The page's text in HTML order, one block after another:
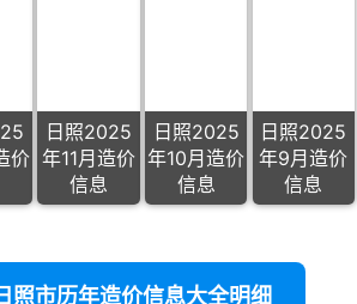
价
日照2025
年11月造价
信息
日照2025
年10月造价
信息
日照2025
年9月造价
信息
照市历年造价信息大全明细